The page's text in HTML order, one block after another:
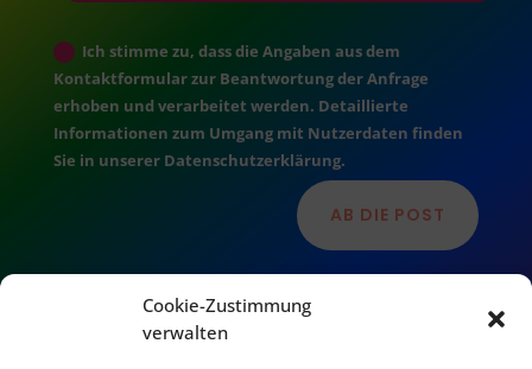
Cookie-Zustimmung
verwalten
Ich stimme zu, dass die Angaben aus dem
Kontaktformular zur Beantwortung der Anfrage
erhoben und verarbeitet werden. Detaillierte
Informationen zum Umgang mit Nutzerdaten finden
Sie in unserer Datenschutzerklärung.
AB DIE POST